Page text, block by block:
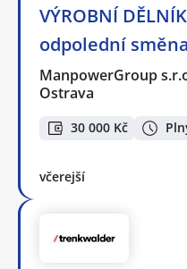
VÝROBNÍ
odpolední směna
ManpowerGroup
Ostrava
30 000 Kč
včerejší